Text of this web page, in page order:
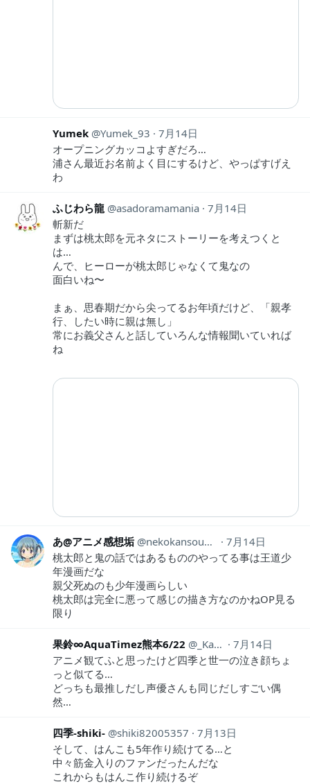
Yumek Yumek_93
7月14日
オープニングカッコよすぎだろ…
浦さん最近お名前よく目にするけど、やっぱすげえ
わ
ふじわら龍 asadoramamania 7月14日
斬新だ
まずは桃太郎を元ネタにストーリーを考えつくと
は…
んで、ヒーローが桃太郎じゃなくて鬼なの
面白いね〜
まぁ、思春期だから尖ってるお年頃だけど、「親孝
行、したい時に親は無し」
常にお義父さんと話していろんな情報聞いていれば
ね
あ@アニメ感想垢 nekokansouyox
7月14日
桃太郎と鬼の話ではあるもののやってる事は王道少
年漫画だな
親父死ぬのも少年漫画らしい
桃太郎は完全に悪って感じの描き方なのかねOP見る
限り
果鈴∞AquaTimez熊本6/22 _Karin_uw
7月14日
アニメ観てふと思ったけど四季と世一の泣き顔ちょ
っと似てる…
どっちも最推しだし声優さんも同じだしすごい偶
然…
四季-shiki- shiki82005357
7月13日
そして、はんこも5年作り続けてる…と
中々筋金入りのファンだったんだな
これからもはんこ作り続けるぞ